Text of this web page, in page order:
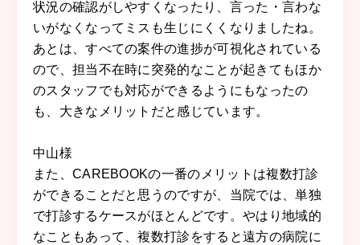
状況の確認がしやすくなったり、言った・言わな
いがなくなってミスも生じにくくなりましたね。
あとは、すべての案件の進捗が可視化されている
ので、担当不在時に突発的なことが起きてもほか
のスタッフでも対応ができるようにもなったの
も、大きなメリットだと感じています。
中山様
また、CAREBOOKの一番のメリットは複数打診
ができることだと思うのですが、当院では、単独
で打診するケースがほとんどです。やはり地域的
なこともあって、複数打診をすると遠方の病院に